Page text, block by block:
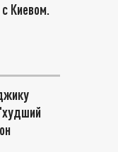
Киевом.